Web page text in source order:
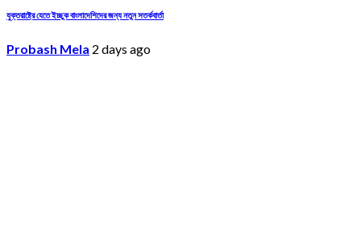
যুক্তরাষ্ট্রে যেতে ইচ্ছুক বাংলাদেশিদের জন্য নতুন সতর্কবার্তা
Probash Mela 2 days ago